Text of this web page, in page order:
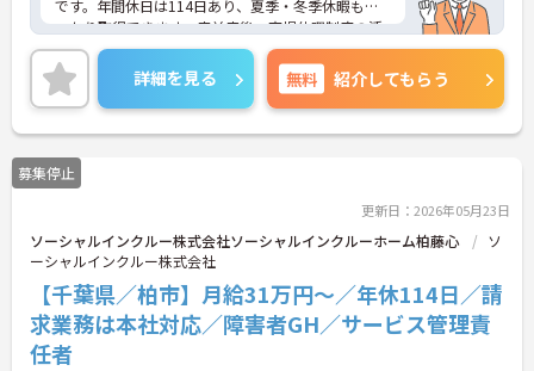
です。年間休日は114日あり、夏季・冬季休暇もし
っかり取得できます。産前産後・育児休暇制度の活
用実績も豊富で、子育て中の方も多数活躍してお
り、ライフステージに変化があっても安心して長く
働ける環境です。職場では20代から60代まで幅広い
年代のスタッフがそれぞれの経験を活かして活躍し
ています。一般社員研修や外部勉強会受講支援な
ど、スキルアップを支える制度が整っているため安
心です。また、請求・申請業務は本社専門部署が一
す。キャリアアップを目指したい方、プライベート
と両立しながら専門性を高めたい方におすすめで
す。ご興味のある方は詳細等をお伝えしますので、
お気軽にお問い合わせください。
詳細を見る 無料 紹介してもらう
募集停止
更新日：2026年05月23日
ソーシャルインクルー株式会社ソーシャルインクルーホーム柏藤心
ソ
ーシャルインクルー株式会社
【千葉県／柏市】月給31万円～／年休114日／請
求業務は本社対応／障害者GH／サービス管理責
任者